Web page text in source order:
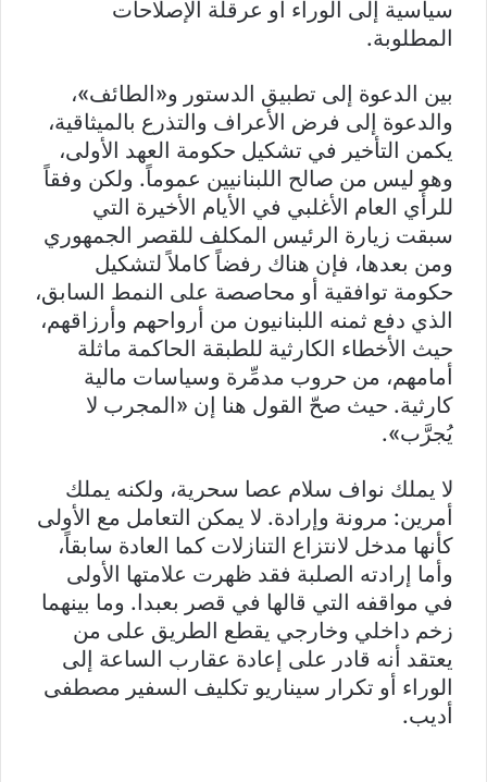
سياسية إلى الوراء أو عرقلة الإصلاحات
المطلوبة.
بين الدعوة إلى تطبيق الدستور و«الطائف»،
والدعوة إلى فرض الأعراف والتذرع بالميثاقية،
يكمن التأخير في تشكيل حكومة العهد الأولى،
وهو ليس من صالح اللبنانيين عموماً. ولكن وفقاً
للرأي العام الأغلبي في الأيام الأخيرة التي
سبقت زيارة الرئيس المكلف للقصر الجمهوري
ومن بعدها، فإن هناك رفضاً كاملاً لتشكيل
حكومة توافقية أو محاصصة على النمط السابق،
الذي دفع ثمنه اللبنانيون من أرواحهم وأرزاقهم،
حيث الأخطاء الكارثية للطبقة الحاكمة ماثلة
أمامهم، من حروب مدمِّرة وسياسات مالية
كارثية. حيث صحّ القول هنا إن «المجرب لا
يُجرَّب».
لا يملك نواف سلام عصا سحرية، ولكنه يملك
أمرين: مرونة وإرادة. لا يمكن التعامل مع الأولى
كأنها مدخل لانتزاع التنازلات كما العادة سابقاً،
وأما إرادته الصلبة فقد ظهرت علامتها الأولى
في مواقفه التي قالها في قصر بعبدا. وما بينهما
زخم داخلي وخارجي يقطع الطريق على من
يعتقد أنه قادر على إعادة عقارب الساعة إلى
الوراء أو تكرار سيناريو تكليف السفير مصطفى
أديب.